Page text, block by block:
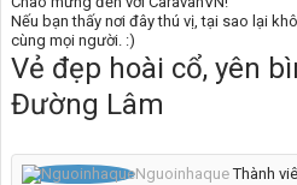
Nếu bạn thấy nơi đây thú vị, tại sao lại
cùng mọi người. :)
Vẻ đẹp hoài cổ, yên
Đường Lâm
Nguoinhaque Thành